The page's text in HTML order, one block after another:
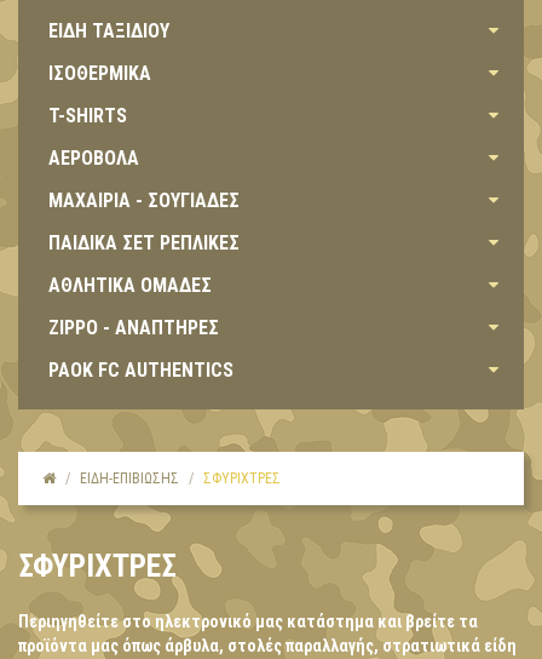
ΕΙΔΗ ΤΑΞΙΔΙΟΥ
ΙΣΟΘΕΡΜΙΚΑ
T-SHIRTS
ΑΕΡΟΒΟΛΑ
ΜΑΧΑΙΡΙΑ - ΣΟΥΓΙΑΔΕΣ
ΠΑΙΔΙΚΑ ΣΕΤ ΡΕΠΛΙΚΕΣ
ΑΘΛΗΤΙΚΑ ΟΜΑΔΕΣ
ZIPPO - ΑΝΑΠΤΗΡΕΣ
PAOK FC AUTHENTICS
ΕΙΔΗ-ΕΠΙΒΙΩΣΗΣ ΣΦΥΡΙΧΤΡΕΣ
ΣΦΥΡΙΧΤΡΕΣ
Περιηγηθείτε στο ηλεκτρονικό μας κατάστημα και βρείτε τα
προϊόντα μας όπως άρβυλα, στολές παραλλαγής, στρατιωτικά είδη